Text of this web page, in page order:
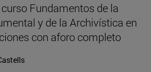
Fundamentos de la
y de la Archivística en
con aforo completo